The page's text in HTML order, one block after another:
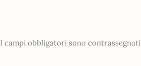
I campi obbligatori sono contrassegnati